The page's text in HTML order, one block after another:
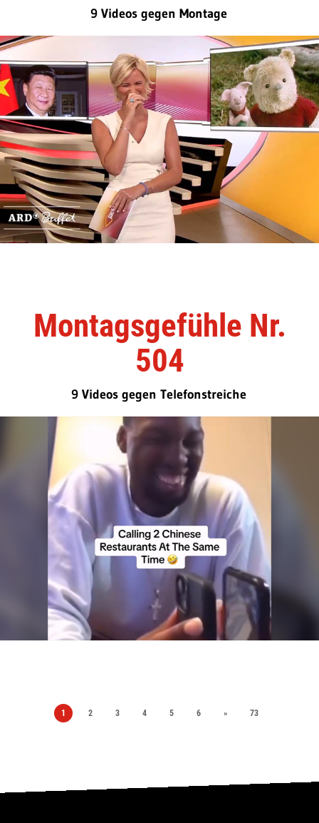
9 Videos gegen Montage
Montagsgefühle Nr.
504
9 Videos gegen Telefonstreiche
1 2 3 4 5 6 » 73